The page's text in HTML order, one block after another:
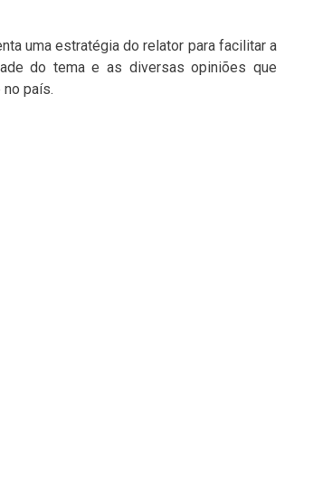
uma estratégia do relator para facilitar a
do tema e as diversas opiniões que
país.